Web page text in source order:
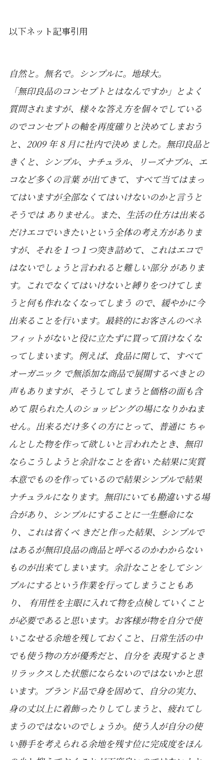
以下ネット記事引用
自然と。無名で。シンプルに。地球大。
「無印良品のコンセプトとはなんですか」とよく
質問されますが、様々な答え方を個々でしている
のでコンセプトの軸を再度確りと決めてしまおう
と、2009 年 8 月に社内で決め ました。無印良品と
きくと、シンプル、ナチュラル、リーズナブル、エ
コなど多くの言葉 が出てきて、すべて当てはまっ
てはいますが全部なくてはいけないのかと言うと
そうでは ありません。また、生活の仕方は出来る
だけエコでいきたいという全体の考え方がありま
すが、それを１つ１つ突き詰めて、これはエコで
はないでしょうと言われると難しい部分 がありま
す。これでなくてはいけないと縛りをつけてしま
うと何も作れなくなってしまう ので、緩やかに今
出来ることを行います。最終的にお客さんのベネ
フィットがないと役に立たずに買って頂けなくな
ってしまいます。例えば、食品に関して、すべて
オーガニック で無添加な商品で展開するべきとの
声もありますが、そうしてしまうと価格の面も含
めて 限られた人のショッピングの場になりかねま
せん。出来るだけ多くの方にとって、普通に ちゃ
んとした物を作って欲しいと言われたとき、無印
ならこうしようと余計なことを省い た結果に実質
本意でものを作っているので結果シンプルで結果
ナチュラルになります。無印にいても勘違いする場
合があり、シンプルにすることに一生懸命にな
り、これは省くべ きだと作った結果、シンプルで
はあるが無印良品の商品と呼べるのかわからない
ものが出来てしまいます。余計なことをしてシン
プルにするという作業を行ってしまうこともあ
り、 有用性を主眼に入れて物を点検していくこと
が必要であると思います。お客様が物を自分で使
いこなせる余地を残しておくこと、日常生活の中
でも使う物の方が優秀だと、自分を 表現するとき
リラックスした状態にならないのではないかと思
います。ブランド品で身を固めて、自分の実力、
身の丈以上に着飾ったりしてしまうと、疲れてし
まうのではないのでしょうか。使う人が自分の使
い勝手を考えられる余地を残す位に完成度をほん